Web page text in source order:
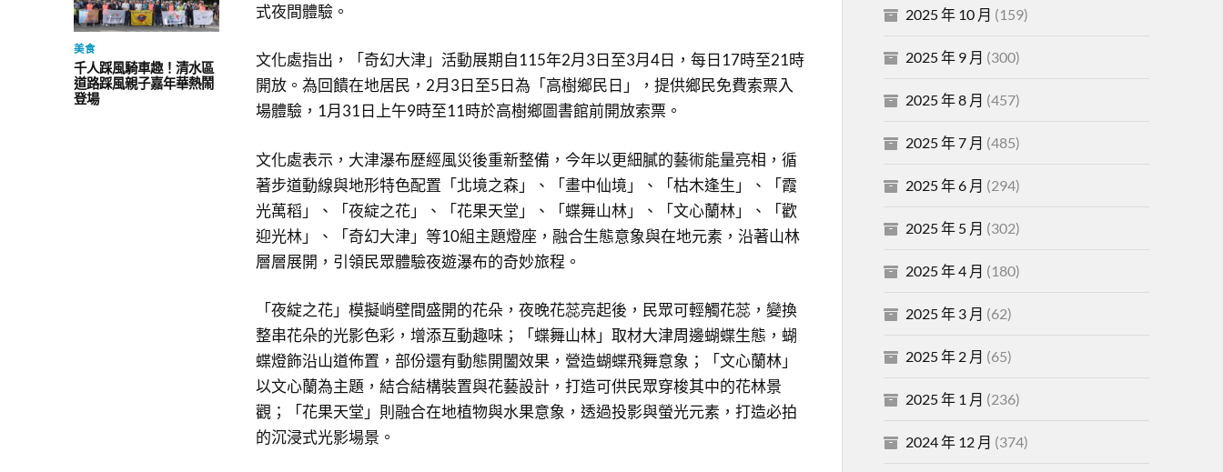
美食
千人踩風騎車趣！清水區
道路踩風親子嘉年華熱鬧
登場
式夜間體驗。
文化處指出，「奇幻大津」活動展期自115年2月3日至3月4日，每日17時至21時
開放。為回饋在地居民，2月3日至5日為「高樹鄉民日」，提供鄉民免費索票入
場體驗，1月31日上午9時至11時於高樹鄉圖書館前開放索票。
文化處表示，大津瀑布歷經風災後重新整備，今年以更細膩的藝術能量亮相，循
著步道動線與地形特色配置「北境之森」、「畫中仙境」、「枯木逢生」、「霞
光萬稻」、「夜綻之花」、「花果天堂」、「蝶舞山林」、「文心蘭林」、「歡
迎光林」、「奇幻大津」等10組主題燈座，融合生態意象與在地元素，沿著山林
層層展開，引領民眾體驗夜遊瀑布的奇妙旅程。
「夜綻之花」模擬峭壁間盛開的花朵，夜晚花蕊亮起後，民眾可輕觸花蕊，變換
整串花朵的光影色彩，增添互動趣味；「蝶舞山林」取材大津周邊蝴蝶生態，蝴
蝶燈飾沿山道佈置，部份還有動態開闔效果，營造蝴蝶飛舞意象；「文心蘭林」
以文心蘭為主題，結合結構裝置與花藝設計，打造可供民眾穿梭其中的花林景
觀；「花果天堂」則融合在地植物與水果意象，透過投影與螢光元素，打造必拍
的沉浸式光影場景。
2025 年 10 月 (159)
2025 年 9 月 (300)
2025 年 8 月 (457)
2025 年 7 月 (485)
2025 年 6 月 (294)
2025 年 5 月 (302)
2025 年 4 月 (180)
2025 年 3 月 (62)
2025 年 2 月 (65)
2025 年 1 月 (236)
2024 年 12 月 (374)